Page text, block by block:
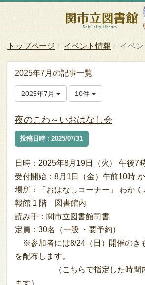
トップページ イベント情報 イベ
2025年7月の記事一覧
2025年7月 10件
夜のこわ～いおはなし会
投稿日時 : 2025/07/31
日時：2025年8月19日（火） 午後7
受付開始：8月1日（金）午前10時
場所：「おはなしコーナー」 わか
報館 1 階 図書館内
読み手：関市立図書館司書
定員：30名（一般 ・要予約）
※参加者には8/24（日）開催のき
を配布します。
（こちらで指定した時間内
ます）